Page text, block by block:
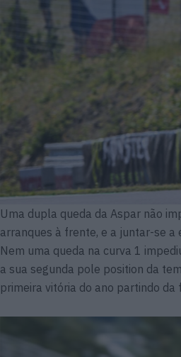
Uma dupla queda da Aspar não
arranques à frente, e a juntar-se
Nem uma queda na curva 1
a sua segunda pole position da
primeira vitória do ano partindo da